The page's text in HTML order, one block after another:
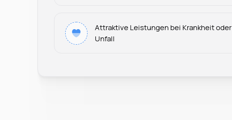
Attraktive Leistungen bei Krankheit oder
Unfall